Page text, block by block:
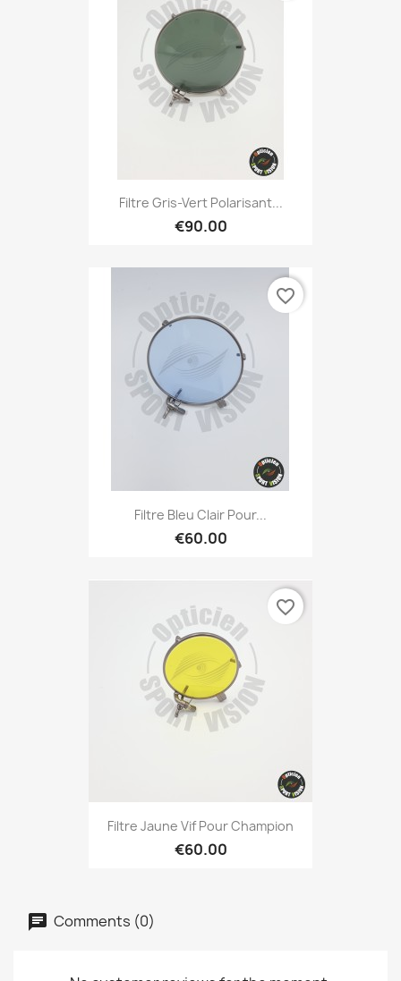
Filtre Gris-Vert Polarisant...
€90.00
Filtre Bleu Clair Pour...
€60.00
favorite_border
Filtre Jaune Vif Pour Champion
€60.00
favorite_border
Comments (0)